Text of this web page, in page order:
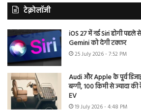
टेक्नोलॉजी
iOS 27 में नई Siri होगी पहले
Gemini को देगी टक्कर
25 July 2026 - 7:52 PM
Audi और Apple के पूर्व
बग्गी, 100 किमी से ज्यादा
EV
19 July 2026 - 4:48 PM